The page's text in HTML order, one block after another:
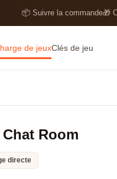
📦 Suivre la commande🎁
de jeuxClés de jeu
Room
directe